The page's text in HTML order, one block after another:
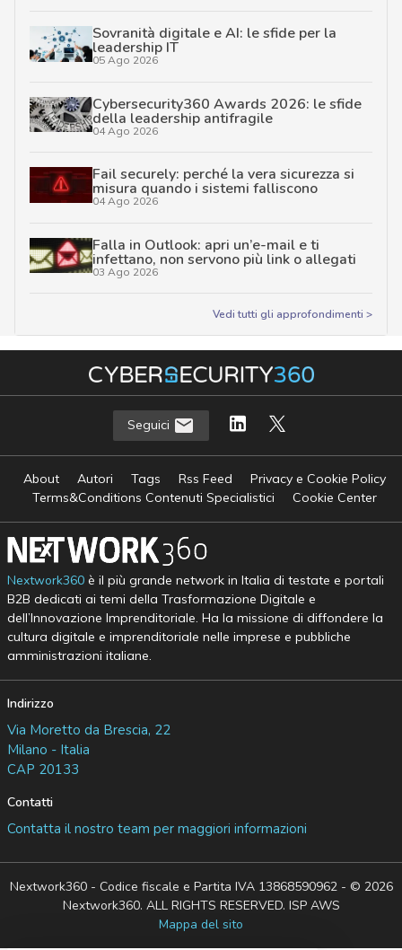
Sovranità digitale e AI: le sfide per la
leadership IT
05 Ago 2026
Cybersecurity360 Awards 2026: le sfide
della leadership antifragile
04 Ago 2026
Fail securely: perché la vera sicurezza si
misura quando i sistemi falliscono
04 Ago 2026
Falla in Outlook: apri un’e-mail e ti
infettano, non servono più link o allegati
03 Ago 2026
Vedi tutti gli approfondimenti >
Seguici
About Autori Tags Rss Feed
Privacy e Cookie Policy
Terms&Conditions Contenuti Specialistici
Cookie Center
Nextwork360è il più grande network in Italia di testate e portali
B2B dedicati ai temi della Trasformazione Digitale e
dell’Innovazione Imprenditoriale. Ha la missione di diffondere la
cultura digitale e imprenditoriale nelle imprese e pubbliche
amministrazioni italiane.
Indirizzo
Via Moretto da Brescia, 22
Milano - Italia
CAP 20133
Contatti
Contatta il nostro team per maggiori informazioni
Nextwork360 - Codice fiscale e Partita IVA 13868590962 - © 2026
Nextwork360. ALL RIGHTS RESERVED. ISP AWS
Mappa del sito